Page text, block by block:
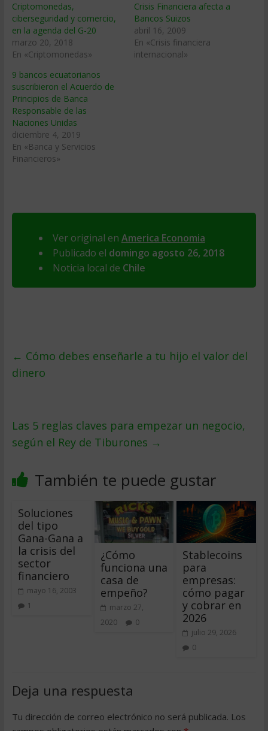
Criptomonedas,
ciberseguridad y comercio,
en la agenda del G-20
marzo 20, 2018
En «Criptomonedas»
Crisis Financiera afecta a
Bancos Suizos
abril 16, 2009
En «Crisis financiera
internacional»
9 bancos ecuatorianos
suscribieron el Acuerdo de
Principios de Banca
Responsable de las
Naciones Unidas
diciembre 4, 2019
En «Banca y Servicios
Financieros»
Ver original en America Economia
Publicado el domingo agosto 26, 2018
Noticia local de Chile
← Cómo debes enseñarle a tu hijo el valor del
dinero
Las 5 reglas claves para empezar un negocio,
según el Rey de Tiburones →
También te puede gustar
Soluciones
del tipo
Gana-Gana a
la crisis del
sector
financiero
mayo 16, 2003
1
¿Cómo
funciona una
casa de
empeño?
marzo 27,
2020
0
Stablecoins
para
empresas:
cómo pagar
y cobrar en
2026
julio 29, 2026
0
Deja una respuesta
Tu dirección de correo electrónico no será publicada. Los